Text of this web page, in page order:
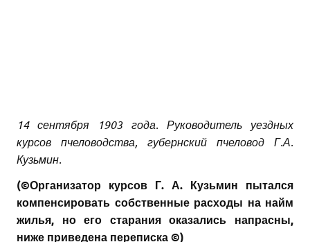
14 сентября 1903 года. Руководитель уездных
курсов пчеловодства, губернский пчеловод Г.А.
Кузьмин.
(©Организатор курсов Г. А. Кузьмин пытался
компенсировать собственные расходы на найм
жилья, но его старания оказались напрасны,
ниже приведена переписка ©)